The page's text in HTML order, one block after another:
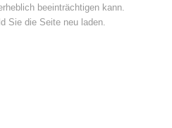
beeinträchtigen kann.
Sie die Seite neu laden.